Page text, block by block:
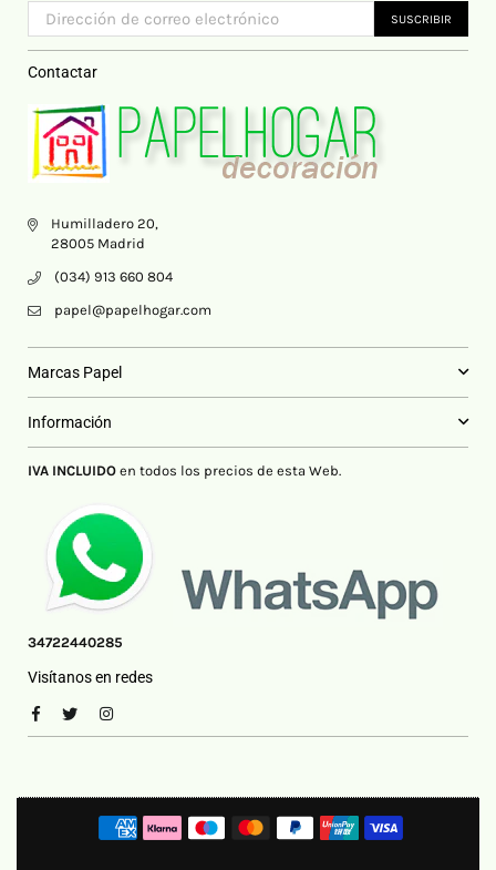
SUSCRIBIR
Contactar
Humilladero 20,
28005 Madrid
(034) 913 660 804
papel@papelhogar.com
Marcas Papel
Información
IVA INCLUIDO en todos los precios de esta Web.
34722440285
Visítanos en redes
Facebook
TwitterInstagram